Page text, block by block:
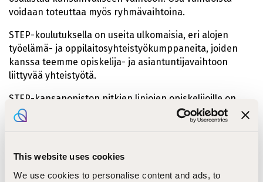
This website uses cookies
We use cookies to personalise content and ads, to
voidaan toteuttaa myös ryhmävaihtoina.
STEP-koulutuksella on useita ulkomaisia, eri alojen
työelämä- ja oppilaitosyhteistyökumppaneita, joiden
kanssa teemme opiskelija- ja asiantuntijavaihtoon
liittyvää yhteistyötä.
STEP-kansanopiston pitkien linjojen opiskelijoille on
myös mahdollisuus osallistua kansainväliseen vaihtoon
osana opintoja. Kansainvälisiin vaihtoihin voi hakea
Lue lisää opiskelijoiden ja henkilökunnan kokemuksista
somesta